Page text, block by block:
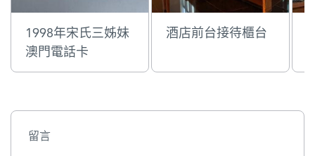
1998年宋氏三姊妹
澳門電話卡
酒店前台接待櫃台
留言